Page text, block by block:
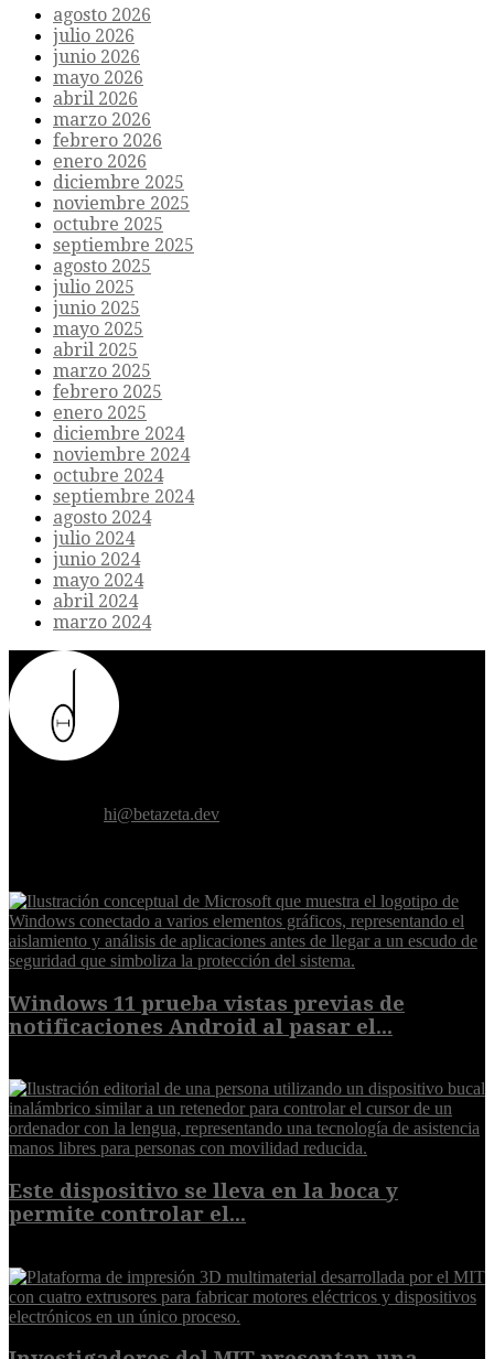
agosto 2026
julio 2026
junio 2026
mayo 2026
abril 2026
marzo 2026
febrero 2026
enero 2026
diciembre 2025
noviembre 2025
octubre 2025
septiembre 2025
agosto 2025
julio 2025
junio 2025
mayo 2025
abril 2025
marzo 2025
febrero 2025
enero 2025
diciembre 2024
noviembre 2024
octubre 2024
septiembre 2024
agosto 2024
julio 2024
junio 2024
mayo 2024
abril 2024
marzo 2024
hi@betazeta.dev
Windows 11 prueba vistas previas de
notificaciones Android al pasar el...
Este dispositivo se lleva en la boca y
permite controlar el...